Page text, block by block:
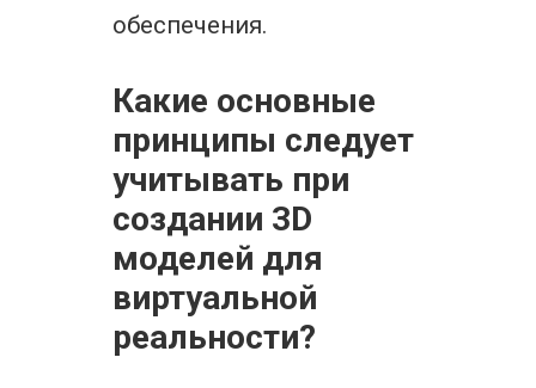
обеспечения.
Какие основные
принципы следует
учитывать при
создании 3D
моделей для
виртуальной
реальности?